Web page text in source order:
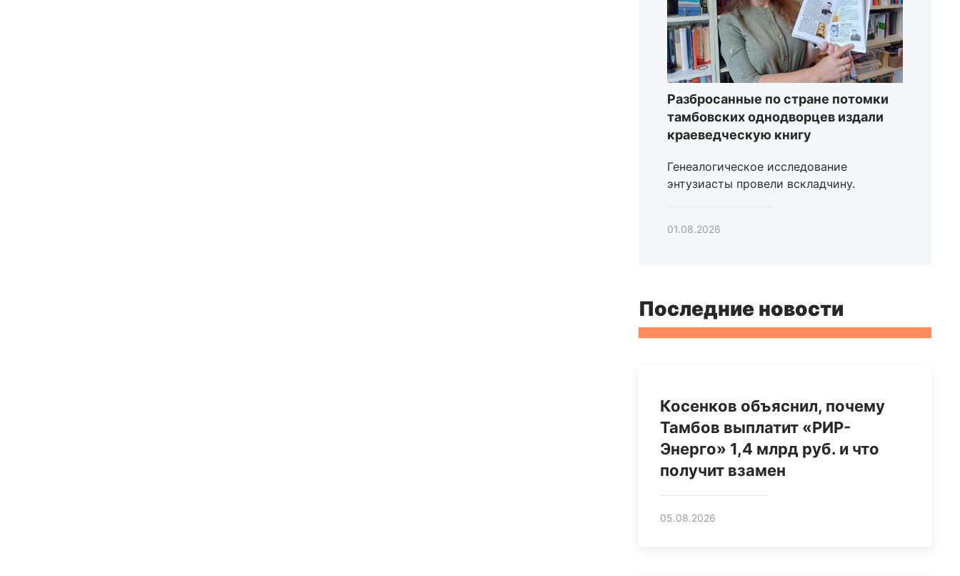
Разбросанные по стране потомки
тамбовских однодворцев издали
краеведческую книгу
Генеалогическое исследование
энтузиасты провели вскладчину.
01.08.2026
Последние новости
Косенков объяснил, почему
Тамбов выплатит «РИР-
Энерго» 1,4 млрд руб. и что
получит взамен
05.08.2026